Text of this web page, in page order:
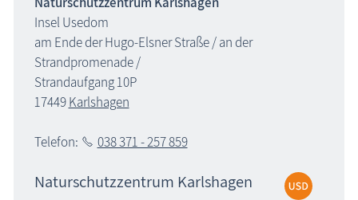
Insel Usedom
am Ende der Hugo-Elsner Straße / an der
Strandpromenade /
Strandaufgang 10P
17449Karlshagen
Telefon: 038 371 - 257 859
Naturschutzzentrum Karlshagen